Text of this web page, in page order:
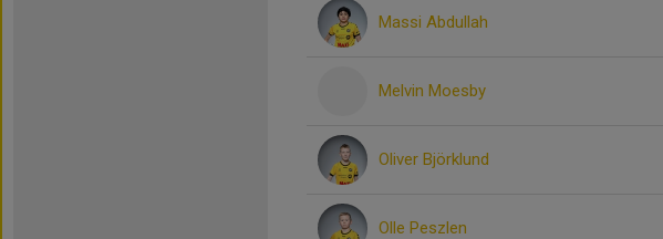
Massi Abdullah
Melvin Moesby
Oliver Björklund
Olle Peszlen